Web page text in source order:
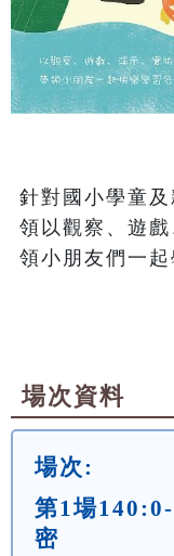
針對國小學童
領以觀察、遊
領小朋友們一起
場次資料
場次:
第1場
密